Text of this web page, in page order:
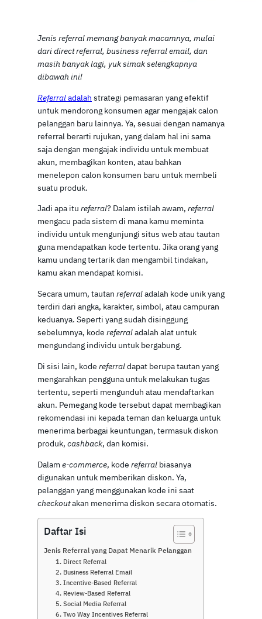
Jenis referral memang banyak macamnya, mulai
dari direct referral, business referral email, dan
masih banyak lagi, yuk simak selengkapnya
dibawah ini!
Referraladalah strategi pemasaran yang efektif
untuk mendorong konsumen agar mengajak calon
pelanggan baru lainnya. Ya, sesuai dengan namanya
referral berarti rujukan, yang dalam hal ini sama
saja dengan mengajak individu untuk membuat
akun, membagikan konten, atau bahkan
menelepon calon konsumen baru untuk membeli
suatu produk.
Jadi apa itu referral? Dalam istilah awam, referral
mengacu pada sistem di mana kamu meminta
individu untuk mengunjungi situs web atau tautan
guna mendapatkan kode tertentu. Jika orang yang
kamu undang tertarik dan mengambil tindakan,
kamu akan mendapat komisi.
Secara umum, tautan referraladalah kode unik yang
terdiri dari angka, karakter, simbol, atau campuran
keduanya. Seperti yang sudah disinggung
sebelumnya, kode referraladalah alat untuk
mengundang individu untuk bergabung.
Di sisi lain, kode referraldapat berupa tautan yang
mengarahkan pengguna untuk melakukan tugas
tertentu, seperti mengunduh atau mendaftarkan
akun. Pemegang kode tersebut dapat membagikan
rekomendasi ini kepada teman dan keluarga untuk
menerima berbagai keuntungan, termasuk diskon
produk, cashback, dan komisi.
Dalame-commerce, kode referral biasanya
digunakan untuk memberikan diskon. Ya,
pelanggan yang menggunakan kode ini saat
checkoutakan menerima diskon secara otomatis.
Daftar Isi
Jenis Referral yang Dapat Menarik Pelanggan
1. Direct Referral
2. Business Referral Email
3. Incentive-Based Referral
4. Review-Based Referral
5. Social Media Referral
6. Two Way Incentives Referral